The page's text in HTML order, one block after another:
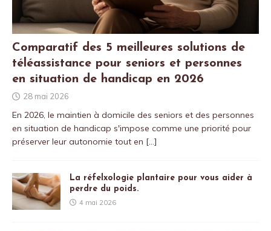
Comparatif des 5 meilleures solutions de
téléassistance pour seniors et personnes
en situation de handicap en 2026
28 mai 2026
En 2026, le maintien à domicile des seniors et des personnes
en situation de handicap s'impose comme une priorité pour
préserver leur autonomie tout en […]
La réfelxologie plantaire pour vous aider à
perdre du poids.
4 mai 2026